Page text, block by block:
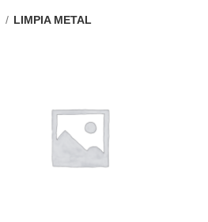
LIMPIA METAL